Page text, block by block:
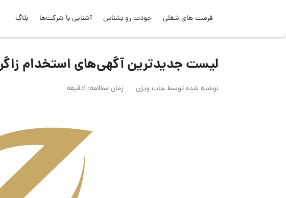
فرصت های شغلی خودت رو بشناس آشنایی با شرکت‌ها بلاگ
لیست جدیدترین آگهی‌های استخدام زاگرس پوش
نوشته شده توسطجاب ویژن زمان مطالعه: 1دقیقه